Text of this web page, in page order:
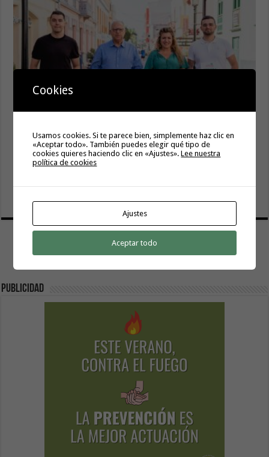
La campaña de verano del Bono Consumo inyecta más de
Gomera
6 agosto, 2026
Publicidad
Cookies
Usamos cookies. Si te parece bien, simplemente haz clic en
«Aceptar todo». También puedes elegir qué tipo de
cookies quieres haciendo clic en «Ajustes».Lee nuestra
política de cookies
Ajustes
Aceptar todo